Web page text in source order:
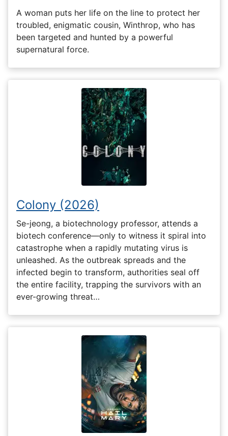
A woman puts her life on the line to protect her
troubled, enigmatic cousin, Winthrop, who has
been targeted and hunted by a powerful
supernatural force.
Colony (2026)
Se-jeong, a biotechnology professor, attends a
biotech conference—only to witness it spiral into
catastrophe when a rapidly mutating virus is
unleashed. As the outbreak spreads and the
infected begin to transform, authorities seal off
the entire facility, trapping the survivors with an
ever-growing threat…